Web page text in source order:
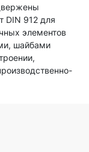
DIN 912 для
элементов
шайбами